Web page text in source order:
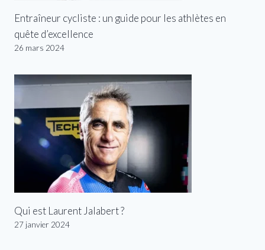
Entraîneur cycliste : un guide pour les athlètes en
quête d’excellence
26 mars 2024
Qui est Laurent Jalabert ?
27 janvier 2024